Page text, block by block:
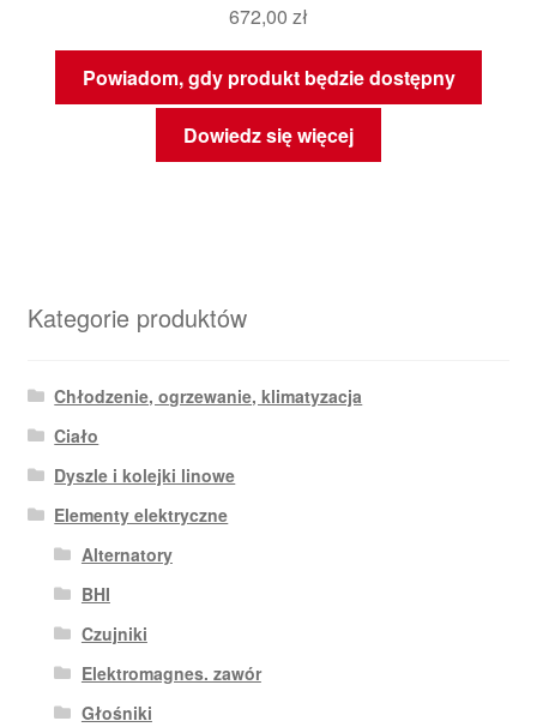
672,00 zł
Powiadom, gdy produkt będzie dostępny
Dowiedz się więcej
Kategorie produktów
Chłodzenie, ogrzewanie, klimatyzacja
Ciało
Dyszle i kolejki linowe
Elementy elektryczne
Alternatory
BHI
Czujniki
Elektromagnes. zawór
Głośniki